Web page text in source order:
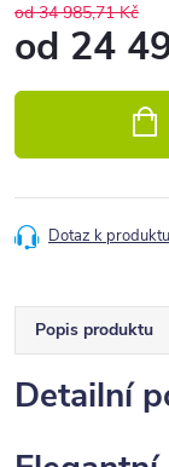
od 34 985,71 Kč
od 24
Dotaz k produktu
Popis produktu
Detailní